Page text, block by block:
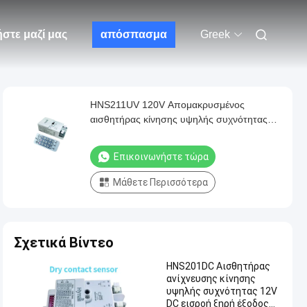
μαζί μας απόσπασμα Greek
HNS211UV 120V Απομακρυσμένος
αισθητήρας κίνησης υψηλής συχνότητας
λαμπτήρα UVC
Επικοινωνήστε τώρα
Μάθετε Περισσότερα
Σχετικά Βίντεο
HNS201DC Αισθητήρας
ανίχνευσης κίνησης
υψηλής συχνότητας 12V
DC εισροή ξηρή έξοδος